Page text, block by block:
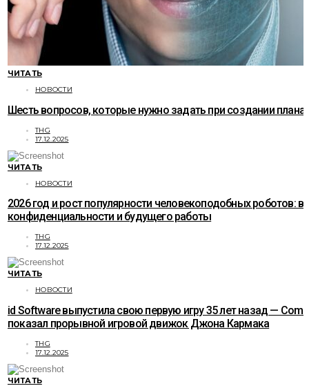
ЧИТАТЬ
НОВОСТИ
Шесть вопросов, которые нужно задать при создании
THG
17.12.2025
ЧИТАТЬ
НОВОСТИ
2026 год и рост популярности человекоподобных роботов:
конфиденциальности и будущего работы
THG
17.12.2025
ЧИТАТЬ
НОВОСТИ
id Software выпустила свою первую игру 35 лет назад —
показал прорывной игровой движок Джона Кармака
THG
17.12.2025
ЧИТАТЬ